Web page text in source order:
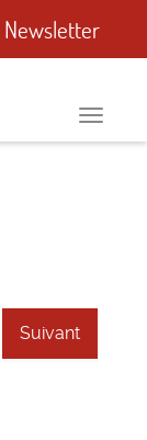
Newsletter
Toggle
Suivant